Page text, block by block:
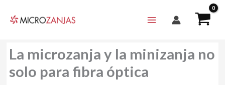
La microzanja y la minizanja no
solo para fibra óptica